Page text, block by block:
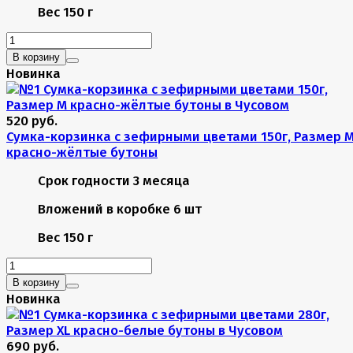
Вес 150 г
В корзину
Новинка
520 руб.
Сумка-корзинка с зефирными цветами 150г, Размер
красно-жёлтые бутоны
Срок годности 3 месяца
Вложений в коробке 6 шт
Вес 150 г
В корзину
Новинка
690 руб.